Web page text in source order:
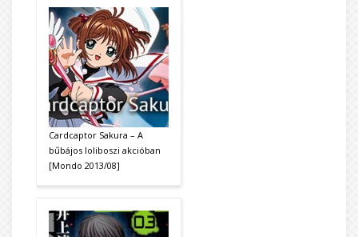
Cardcaptor Sakura – A
bűbájos loliboszi akcióban
[Mondo 2013/08]